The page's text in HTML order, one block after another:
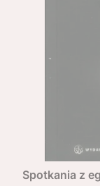
Spotkania z